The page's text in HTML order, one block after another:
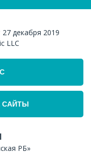
декабря 2019
LLC
САЙТЫ
РБ»